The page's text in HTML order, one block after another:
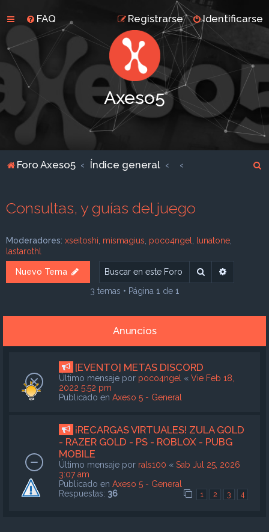
FAQ Identificarse
Registrarse
Axeso5
Foro Axeso5 Índice general
Consultas, y guías del juego
Moderadores: xseitoshi mismagius poco4ngel lunatone
lastarothl
Nuevo Tema Buscar
3 temas • Página 1 de 1
Anuncios
[EVENTO] METAS DISCORD
Último mensaje por poco4ngel « Vie Feb 18,
2022 5:52 pm
Publicado en Axeso 5 - General
¡RECARGAS VIRTUALES! ZULA GOLD
- RAZER GOLD - PS - ROBLOX - PUBG
MOBILE
Último mensaje por rals100 « Sab Jul 25, 2026
3:07 am
Publicado en Axeso 5 - General
Respuestas: 36 1 2 3 4